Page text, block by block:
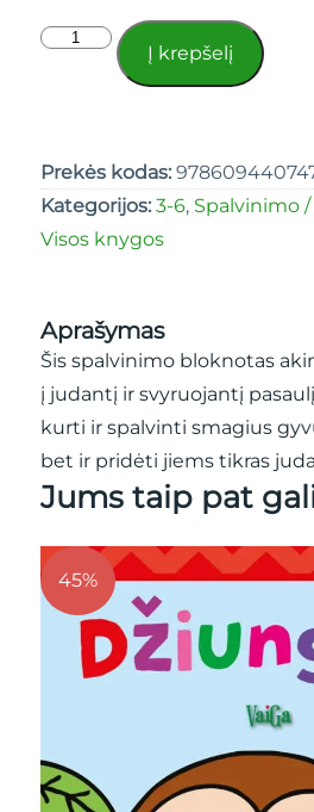
Į krepšelį
Prekės kodas:
Kategorijos: 3-6, Spalvinimo
Visos knygos
Aprašymas
Šis spalvinimo bloknotas
į judantį ir svyruojantį
kurti ir spalvinti smagius
bet ir pridėti jiems tikras
Jums taip pat
45%